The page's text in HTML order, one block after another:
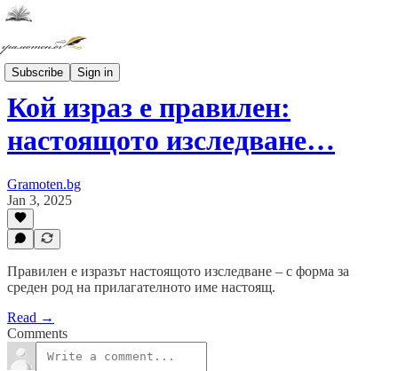
Subscribe Sign in
ПРАВОПИС
Кой израз е правилен:
настоящото изследване…
Gramoten.bg
Jan 3, 2025
Правилен е изразът настоящото изследване – с форма за
среден род на прилагателното име настоящ.
Read →
Comments